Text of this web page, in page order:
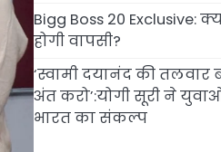
Bigg Boss 20 Exclusive:
होगी वापसी?
‘स्वामी दयानंद की तलवार
अंत करो’:योगी सूरी ने
भारत का संकल्प